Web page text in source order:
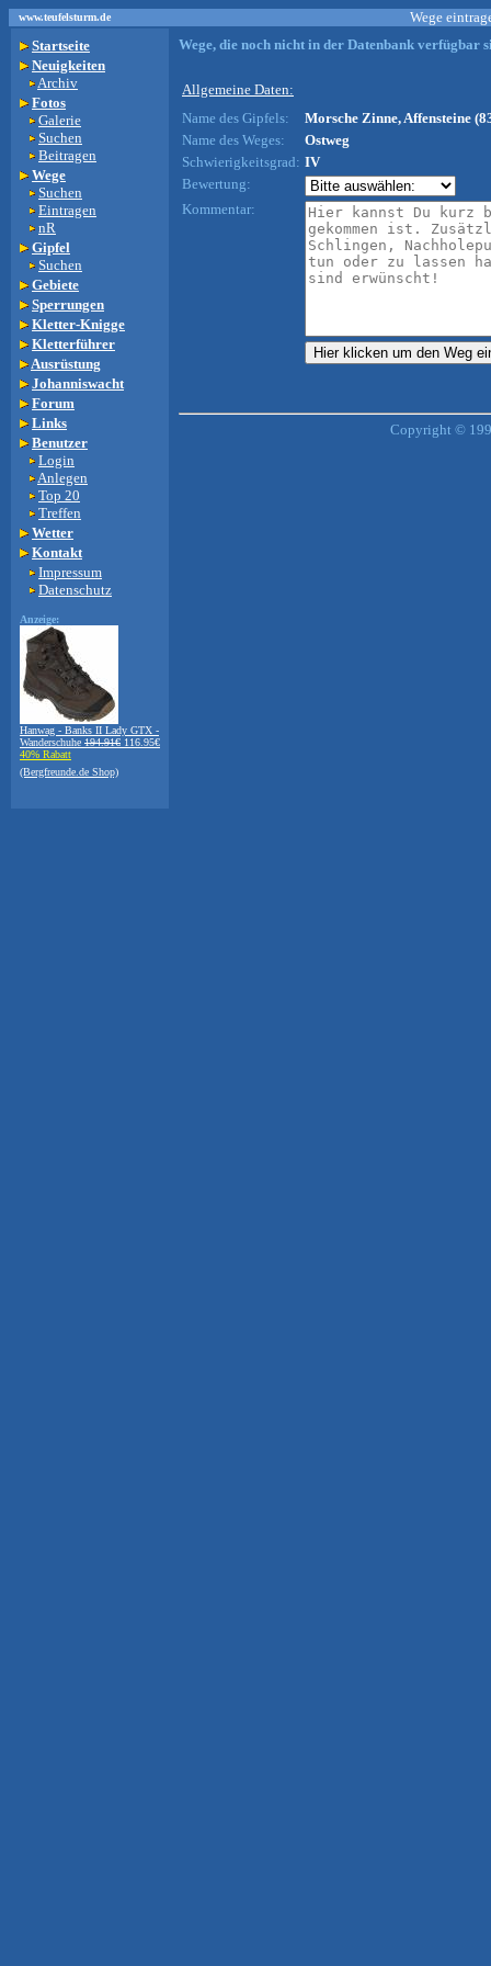
www.teufelsturm.de
Wege
Startseite
Neuigkeiten
Archiv
Fotos
Galerie
Suchen
Beitragen
Wege
Suchen
Eintragen
nR
Gipfel
Suchen
Gebiete
Sperrungen
Kletter-Knigge
Kletterführer
Ausrüstung
Johanniswacht
Forum
Links
Benutzer
Login
Anlegen
Top 20
Treffen
Wetter
Kontakt
Impressum
Datenschutz
Anzeige:
Hanwag - Banks II Lady GTX -
Wanderschuhe 194.91€ 116.95€
40% Rabatt
(Bergfreunde.de Shop)
Wege, die noch nicht in der Datenbank verfügbar
Allgemeine Daten:
Name des Gipfels:
Morsche Zinne, Affensteine
Name des Weges:
Ostweg
Schwierigkeitsgrad: IV
Bewertung:
Kommentar:
Copyright ©